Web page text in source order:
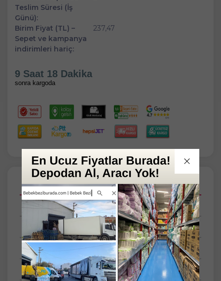
Teslim Süresi (İş
Günü):
Birim Fiyat (TL) –
Sepet ve kampanya
indirimleri hariç:
237,47
9 Saat 18 Dakika
sonra kargoda
Açıklamalar
Taksit Seçenekleri
Tüm Yorumlar
Tüm Sorular
Anket